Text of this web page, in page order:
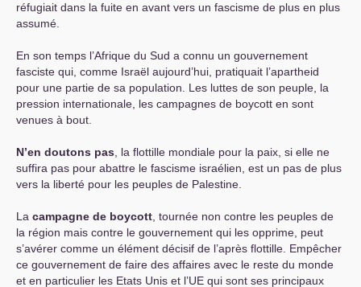
réfugiait dans la fuite en avant vers un fascisme de plus en plus
assumé.
En son temps l’Afrique du Sud a connu un gouvernement
fasciste qui, comme Israël aujourd’hui, pratiquait l’apartheid
pour une partie de sa population. Les luttes de son peuple, la
pression internationale, les campagnes de boycott en sont
venues à bout.
N’en doutons pas , la flottille mondiale pour la paix, si elle ne
suffira pas pour abattre le fascisme israélien, est un pas de plus
vers la liberté pour les peuples de Palestine.
La campagne de boycott , tournée non contre les peuples de
la région mais contre le gouvernement qui les opprime, peut
s’avérer comme un élément décisif de l’après flottille. Empêcher
ce gouvernement de faire des affaires avec le reste du monde
et en particulier les Etats Unis et l’UE qui sont ses principaux